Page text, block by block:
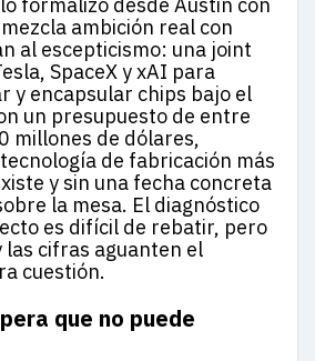
ambición real con
al escepticismo: una joint
SpaceX y xAI para
y encapsular chips bajo el
un presupuesto de entre
millones de dólares,
de fabricación más
y sin una fecha concreta
la mesa. El diagnóstico
es difícil de rebatir, pero
las cifras aguanten el
cuestión.
que no puede